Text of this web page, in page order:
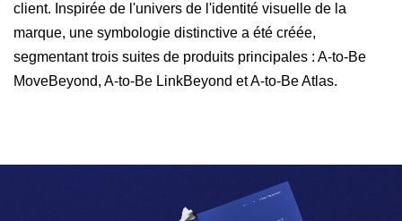
client. Inspirée de l'univers de l'identité visuelle de la
marque, une symbologie distinctive a été créée,
segmentant trois suites de produits principales : A-to-Be
MoveBeyond, A-to-Be LinkBeyond et A-to-Be Atlas.